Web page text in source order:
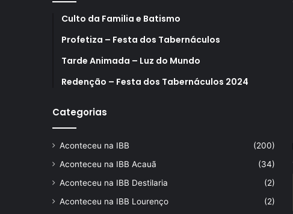
Culto da Familia e Batismo
Profetiza – Festa dos Tabernáculos
Tarde Animada – Luz do Mundo
Redenção – Festa dos Tabernáculos 2024
Categorias
Aconteceu na IBB
(200)
Aconteceu na IBB Acauã
(34)
Aconteceu na IBB Destilaria
(2)
Aconteceu na IBB Lourenço
(2)